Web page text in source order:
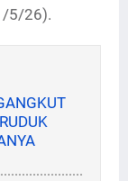
5/26).